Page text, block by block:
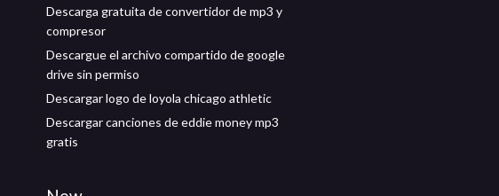
Descarga gratuita de convertidor de mp3 y
compresor
Descargue el archivo compartido de google
drive sin permiso
Descargar logo de loyola chicago athletic
Descargar canciones de eddie money mp3
gratis